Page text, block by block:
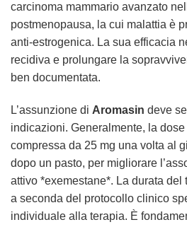
carcinoma mammario avanzato
postmenopausa, la cui malattia è
anti-estrogenica. La sua efficacia
recidiva e prolungare la
ben documentata.
L’assunzione di Aromasin deve
indicazioni. Generalmente, la
compressa da 25 mg una volta al
dopo un pasto, per migliorare
attivo *exemestane*. La durata del
a seconda del protocollo clinico
individuale alla terapia. È